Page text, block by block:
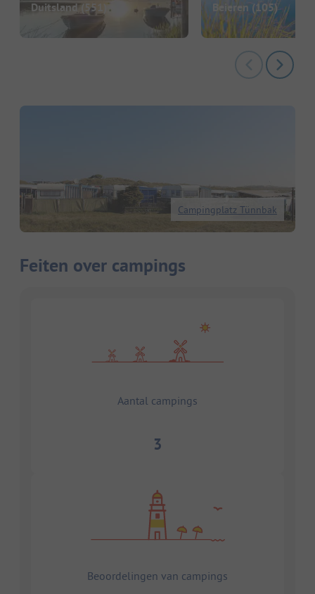
Duitsland(551) Beieren(105)
Campingplatz Tünnbak
Feiten over campings
Aantal campings
3
Beoordelingen van campings